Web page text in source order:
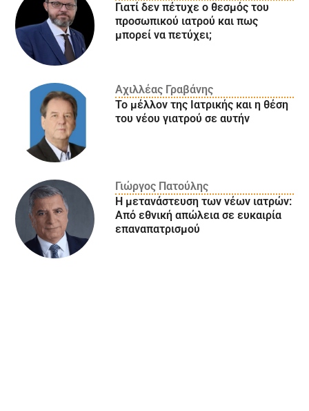
Γιατί δεν πέτυχε ο θεσμός του
προσωπικού ιατρού και πως
μπορεί να πετύχει;
Αχιλλέας Γραβάνης
Το μέλλον της Ιατρικής και η θέση
του νέου γιατρού σε αυτήν
Γιώργος Πατούλης
Η μετανάστευση των νέων ιατρών:
Aπό εθνική απώλεια σε ευκαιρία
επαναπατρισμού